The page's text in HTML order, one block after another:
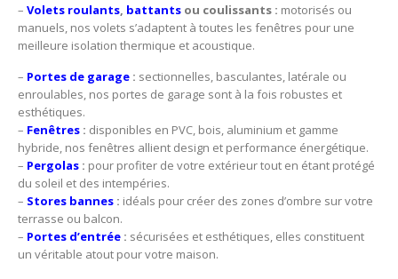
– Volets roulants, battants ou coulissants : motorisés ou
manuels, nos volets s’adaptent à toutes les fenêtres pour une
meilleure isolation thermique et acoustique.
– Portes de garage : sectionnelles, basculantes, latérale ou
enroulables, nos portes de garage sont à la fois robustes et
esthétiques.
– Fenêtres : disponibles en PVC, bois, aluminium et gamme
hybride, nos fenêtres allient design et performance énergétique.
– Pergolas : pour profiter de votre extérieur tout en étant protégé
du soleil et des intempéries.
– Stores bannes : idéals pour créer des zones d’ombre sur votre
terrasse ou balcon.
– Portes d’entrée : sécurisées et esthétiques, elles constituent
un véritable atout pour votre maison.